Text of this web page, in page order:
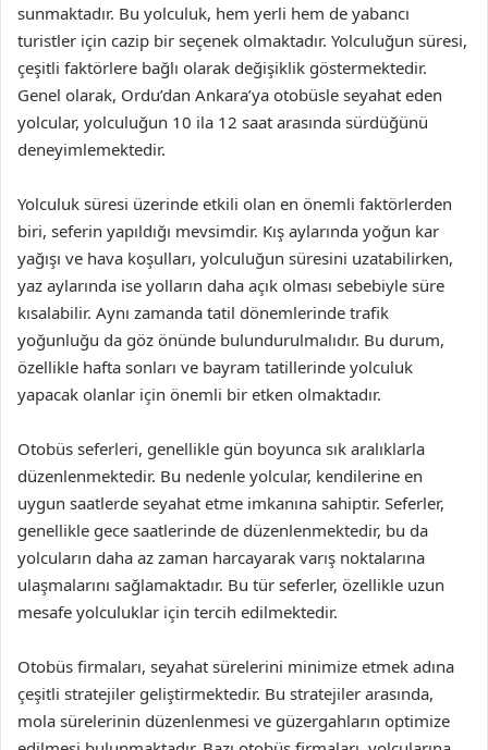
sunmaktadır. Bu yolculuk, hem yerli hem de yabancı
turistler için cazip bir seçenek olmaktadır. Yolculuğun süresi,
çeşitli faktörlere bağlı olarak değişiklik göstermektedir.
Genel olarak, Ordu’dan Ankara’ya otobüsle seyahat eden
yolcular, yolculuğun 10 ila 12 saat arasında sürdüğünü
deneyimlemektedir.
Yolculuk süresi üzerinde etkili olan en önemli faktörlerden
biri, seferin yapıldığı mevsimdir. Kış aylarında yoğun kar
yağışı ve hava koşulları, yolculuğun süresini uzatabilirken,
yaz aylarında ise yolların daha açık olması sebebiyle süre
kısalabilir. Aynı zamanda tatil dönemlerinde trafik
yoğunluğu da göz önünde bulundurulmalıdır. Bu durum,
özellikle hafta sonları ve bayram tatillerinde yolculuk
yapacak olanlar için önemli bir etken olmaktadır.
Otobüs seferleri, genellikle gün boyunca sık aralıklarla
düzenlenmektedir. Bu nedenle yolcular, kendilerine en
uygun saatlerde seyahat etme imkanına sahiptir. Seferler,
genellikle gece saatlerinde de düzenlenmektedir, bu da
yolcuların daha az zaman harcayarak varış noktalarına
ulaşmalarını sağlamaktadır. Bu tür seferler, özellikle uzun
mesafe yolculuklar için tercih edilmektedir.
Otobüs firmaları, seyahat sürelerini minimize etmek adına
çeşitli stratejiler geliştirmektedir. Bu stratejiler arasında,
mola sürelerinin düzenlenmesi ve güzergahların optimize